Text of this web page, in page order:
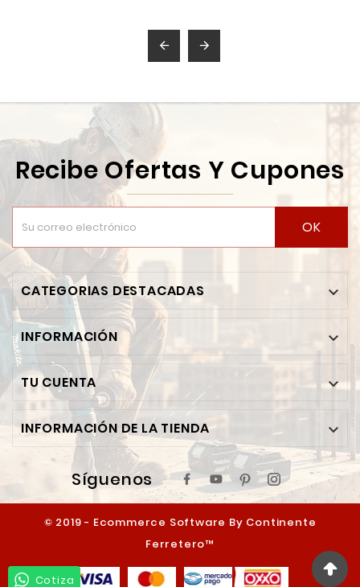
 
Recibe Ofertas Y Cupones
OK
CATEGORIAS DESTACADAS 
INFORMACIÓN 
TU CUENTA 
INFORMACIÓN DE LA TIENDA 
Síguenos
© 2019 - Ecommerce Software By Continente
Ferretero™
Cotiza